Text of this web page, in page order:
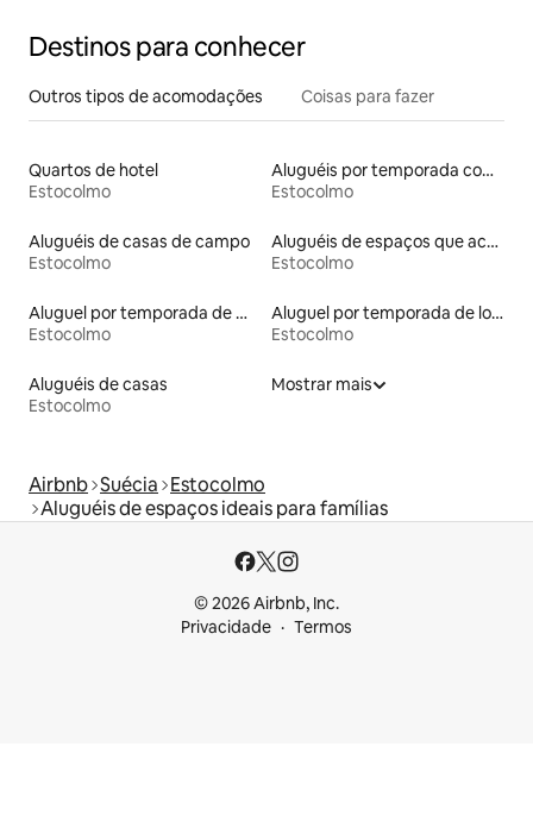
Destinos para conhecer
Outros tipos de acomodações Coisas para fazer
Quartos de hotel
Estocolmo
Aluguéis por temporada com suítes privativas
Estocolmo
Aluguéis de casas de campo
Estocolmo
Aluguéis de espaços que aceitam animais de estimação
Estocolmo
Aluguel por temporada de microcasas
Estocolmo
Aluguel por temporada de lofts
Estocolmo
Aluguéis de casas
Estocolmo
Mostrar mais
Airbnb Suécia Estocolmo
Aluguéis de espaços ideais para famílias
© 2026 Airbnb, Inc.
Privacidade
Termos